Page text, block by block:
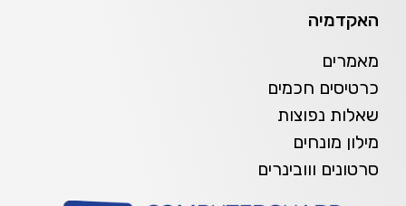
האקדמיה
מאמרים
כרטיסים חכמים
שאלות נפוצות
מילון מונחים
סרטונים ווובינרים